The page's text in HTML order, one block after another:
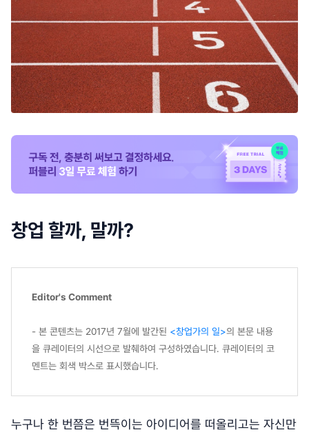
창업 할까, 말까?
Editor's Comment
- 본 콘텐츠는 2017년 7월에 발간된 <창업가의 일>의 본문 내용
을 큐레이터의 시선으로 발췌하여 구성하였습니다. 큐레이터의 코
멘트는 회색 박스로 표시했습니다.
누구나 한 번쯤은 번뜩이는 아이디어를 떠올리고는 자신만